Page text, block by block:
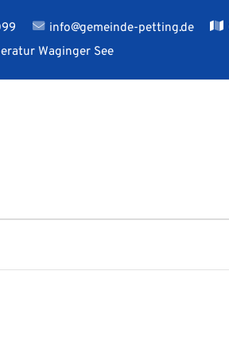
info@gemeinde-petting.de
Waginger See